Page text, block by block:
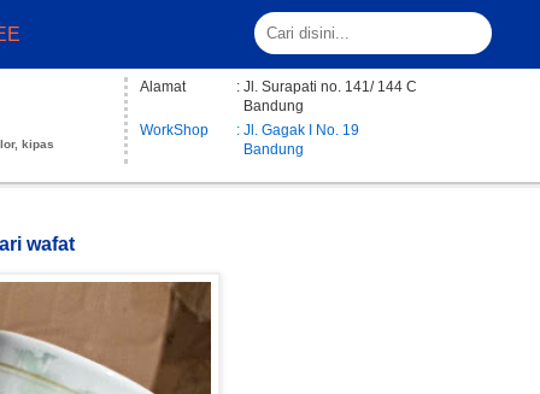
kipas
Alamat
: Jl. Surapati no. 141/ 144 C
Bandung
WorkShop
: Jl. Gagak I No. 19
Bandung
wafat